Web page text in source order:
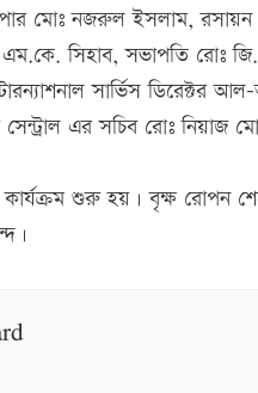
মোঃ নজরুল ইসলাম, রসায়ন
এম.কে. সিহাব, সভাপতি রোঃ
সার্ভিস ডিরেক্টর
এর সচিব রোঃ নিয়াজ
কার্যক্রম শুরু হয়। বৃক্ষ রোপন